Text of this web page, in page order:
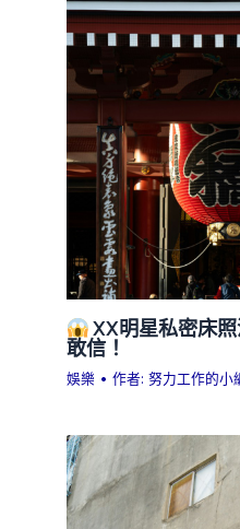
XX明星私密床
敢信！
娛樂 • 作者:努力工作的小